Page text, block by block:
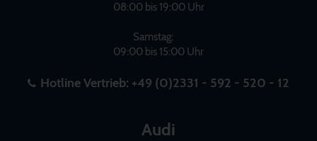
08:00 bis 19:00 Uhr
Samstag:
09:00 bis 15:00 Uhr
Hotline Vertrieb: +49 (0)2331 - 592 - 520 - 12
Audi